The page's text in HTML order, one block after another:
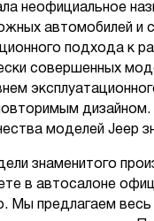
неофициальное
автомобилей и
подхода к
совершенных
моделей Jeep
знаменитого
в автосалоне
Мы предлагаем